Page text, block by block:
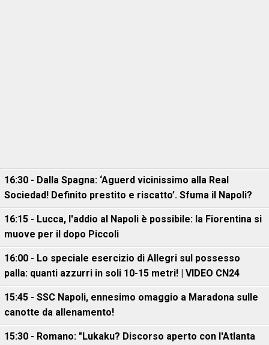
16:30 - Dalla Spagna: ‘Aguerd vicinissimo alla Real
Sociedad! Definito prestito e riscatto’. Sfuma il Napoli?
16:15 - Lucca, l'addio al Napoli è possibile: la Fiorentina si
muove per il dopo Piccoli
16:00 - Lo speciale esercizio di Allegri sul possesso
palla: quanti azzurri in soli 10-15 metri! | VIDEO CN24
15:45 - SSC Napoli, ennesimo omaggio a Maradona sulle
canotte da allenamento!
15:30 - Romano: "Lukaku? Discorso aperto con l'Atlanta